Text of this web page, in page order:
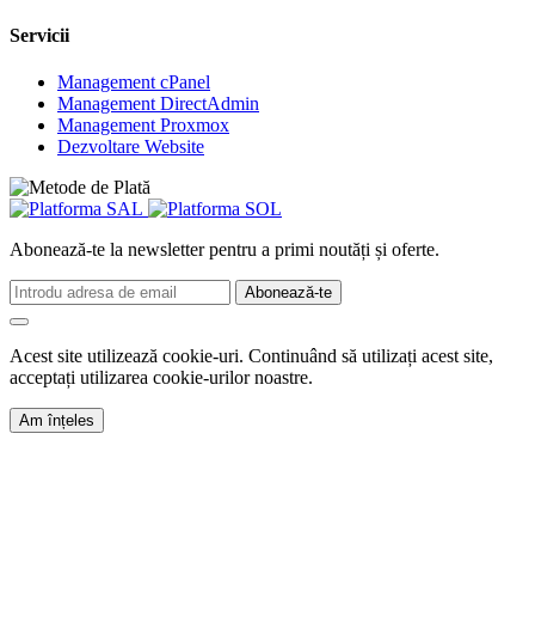
Servicii
Management cPanel
Management DirectAdmin
Management Proxmox
Dezvoltare Website
Abonează-te la newsletter pentru a primi noutăți și oferte.
Abonează-te
Acest site utilizează cookie-uri. Continuând să utilizați acest site,
acceptați utilizarea cookie-urilor noastre.
Am înțeles